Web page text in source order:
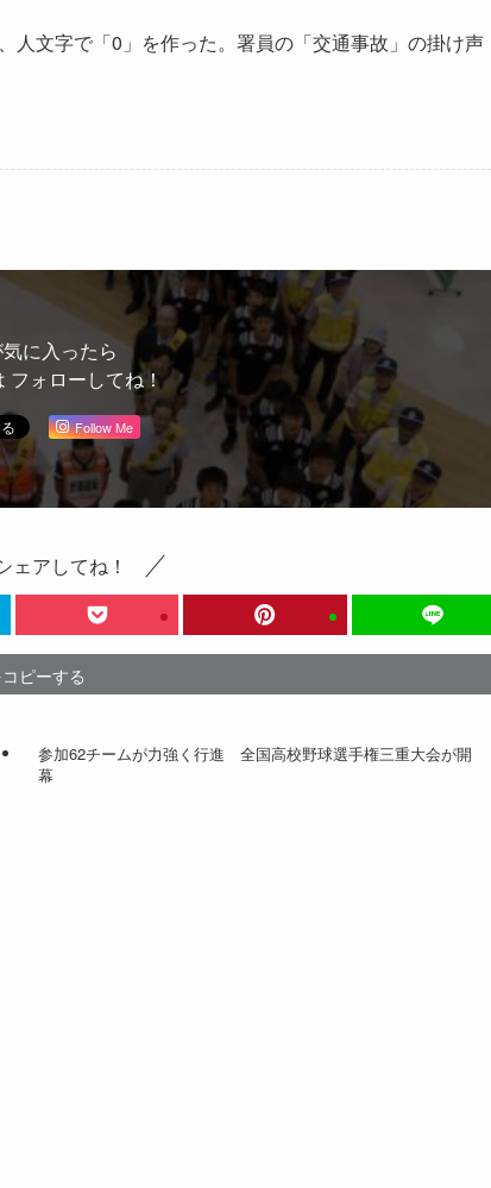
文字で「0」を作った。署員の「交通事故」の掛け声
に入ったら
フォローしてね！
Follow Me
ェアしてね！
ピーする
参加62チームが力強く行進 全国高校野球選手権三重大会が開
幕